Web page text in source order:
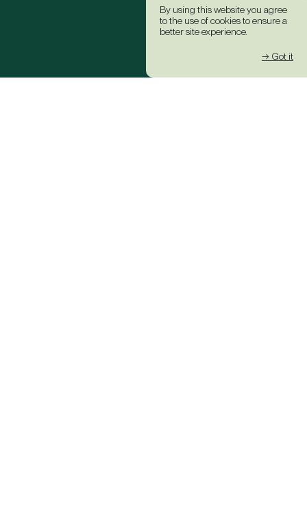
By using this website you agree
to the use of cookies to ensure a
better site experience.
→ Got it